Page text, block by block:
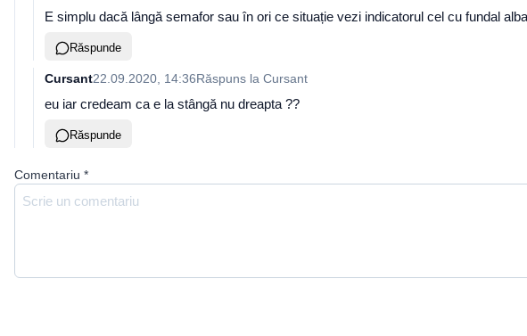
E simplu dacă lângă semafor sau în ori ce situație vezi indicatorul cel cu fundal
Răspunde
Cursant22.09.2020, 14:36Răspuns la Cursant
eu iar credeam ca e la stângă nu dreapta ??
Răspunde
Comentariu *